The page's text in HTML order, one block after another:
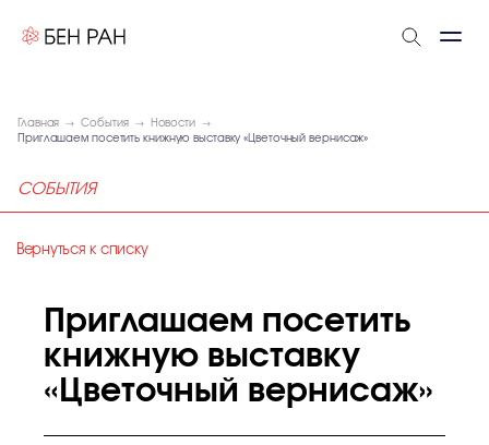
Главная События
Новости
Приглашаем посетить книжную выставку «Цветочный вернисаж»
СОБЫТИЯ
Вернуться к списку
Приглашаем посетить
книжную выставку
«Цветочный вернисаж»